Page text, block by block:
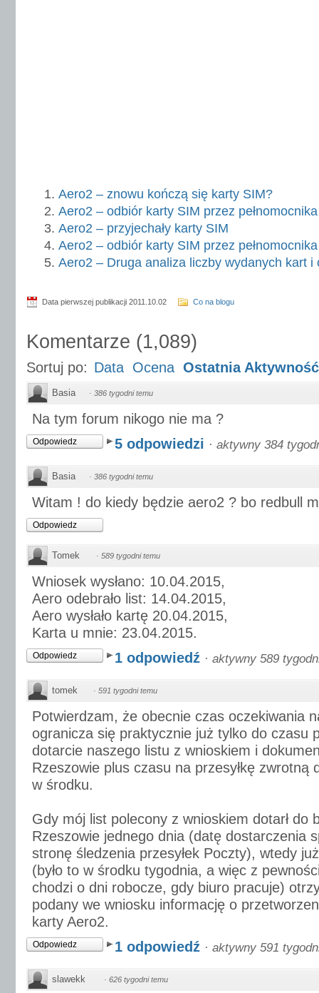
Aero2 – znowu kończą się karty SIM?
Aero2 – odbiór karty SIM przez
Aero2 – przyjechały karty SIM
Aero2 – odbiór karty SIM przez pełnomocnika
Aero2 – Druga analiza liczby wydanych kart i
Data pierwszej publikacji 2011.10.02 Co na blogu
Komentarze (1,089)
Sortuj po: Data Ocena Ostatnia Aktywność
Basia · 386 tygodni temu
Na tym forum nikogo nie ma ?
Odpowiedz 5 odpowiedzi · aktywny 384
Basia · 386 tygodni temu
Witam ! do kiedy będzie aero2 ? bo redbull
Odpowiedz
Tomek · 589 tygodni temu
Wniosek wysłano: 10.04.2015,
Aero odebrało list: 14.04.2015,
Aero wysłało kartę 20.04.2015,
Karta u mnie: 23.04.2015.
Odpowiedz 1 odpowiedź · aktywny 589
tomek · 591 tygodni temu
Potwierdzam, że obecnie czas oczekiwania
ogranicza się praktycznie już tylko do czasu
dotarcie naszego listu z wnioskiem i
Rzeszowie plus czasu na przesyłkę zwrotną
w środku.
Gdy mój list polecony z wnioskiem dotarł do
Rzeszowie jednego dnia (datę dostarczenia
stronę śledzenia przesyłek Poczty), wtedy
(było to w środku tygodnia, a więc z
chodzi o dni robocze, gdy biuro pracuje)
podany we wniosku informację o
karty Aero2.
Odpowiedz 1 odpowiedź · aktywny 591
slawekk · 626 tygodni temu